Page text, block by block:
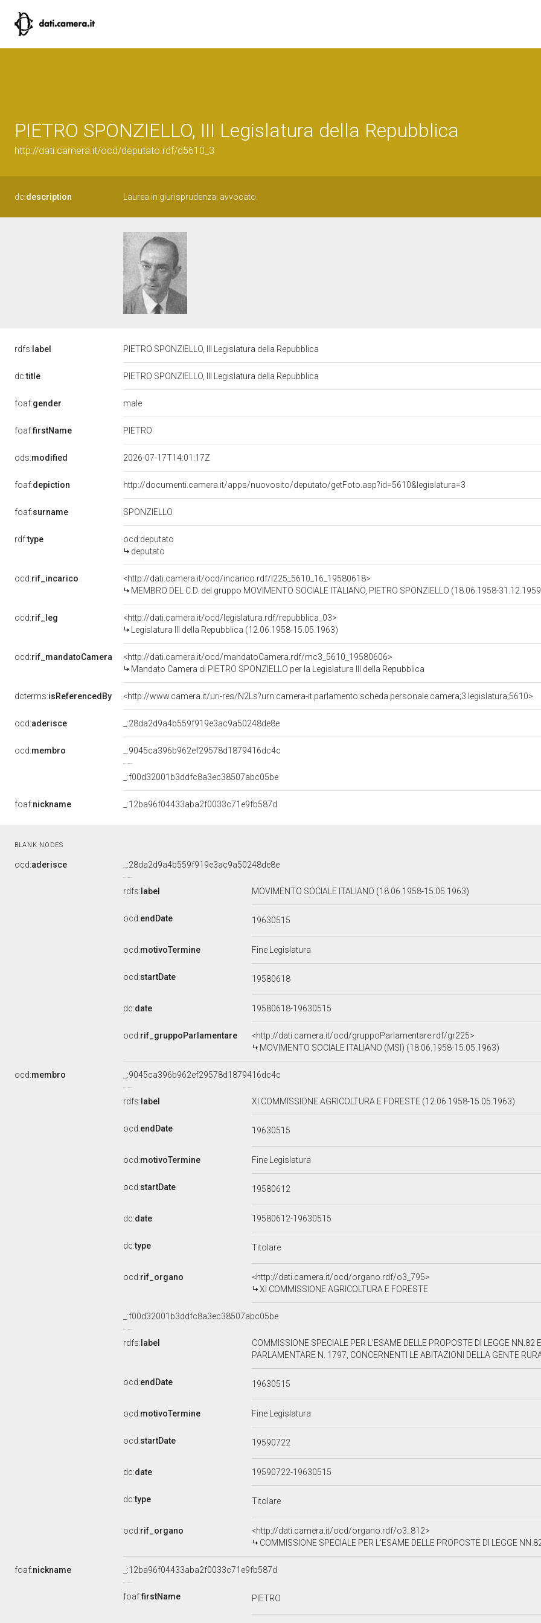
PIETRO SPONZIELLO, III Legislatura della Repubblica
http://dati.camera.it/ocd/deputato.rdf/d5610_3
dc:description Laurea in giurisprudenza; avvocato.
rdfs: label PIETRO SPONZIELLO, III Legislatura della Repubblica
dc:title PIETRO SPONZIELLO, III Legislatura della Repubblica
foaf:gender male
foaf:firstName PIETRO
ods:modified 2026-07-17T14:01:17Z
foaf:depiction http://documenti.camera.it/apps/nuovosito/deputato/getFoto.asp?id=5610&legislatura=3
foaf:surname SPONZIELLO
rdf:type
ocd:deputato
deputato
ocd:rif_incarico
<http://dati.camera.it/ocd/incarico.rdf/i225_5610_16_19580618>
MEMBRO DEL C.D. del gruppo MOVIMENTO SOCIALE ITALIANO, PIETRO SPONZIELLO (18.06.1958-
ocd:rif_leg
<http://dati.camera.it/ocd/legislatura.rdf/repubblica_03>
Legislatura III della Repubblica (12.06.1958-15.05.1963)
ocd:rif_mandatoCamera
<http://dati.camera.it/ocd/mandatoCamera.rdf/mc3_5610_19580606>
Mandato Camera di PIETRO SPONZIELLO per la Legislatura III della Repubblica
dcterms:isReferencedBy <http://www.camera.it/uri-res/N2Ls?urn:camera-it:parlamento:scheda.personale:camera;3.legislatura;5610>
ocd:aderisce _:28da2d9a4b559f919e3ac9a50248de8e
ocd:membro _:9045ca396b962ef29578d1879416dc4c
_:f00d32001b3ddfc8a3ec38507abc05be
foaf:nickname _:12ba96f04433aba2f0033c71e9fb587d
BLANK NODES
ocd:aderisce _:28da2d9a4b559f919e3ac9a50248de8e
rdfs: label MOVIMENTO SOCIALE ITALIANO (18.06.1958-15.05.1963)
ocd:endDate 19630515
ocd:motivoTermine Fine Legislatura
ocd:startDate 19580618
dc:date 19580618-19630515
ocd:rif_gruppoParlamentare
<http://dati.camera.it/ocd/gruppoParlamentare.rdf/gr225>
MOVIMENTO SOCIALE ITALIANO (MSI) (18.06.1958-15.05.1963)
ocd:membro _:9045ca396b962ef29578d1879416dc4c
rdfs: label XI COMMISSIONE AGRICOLTURA E FORESTE (12.06.1958-15.05.1963)
ocd:endDate 19630515
ocd:motivoTermine Fine Legislatura
ocd:startDate 19580612
dc:date 19580612-19630515
dc:type Titolare
ocd:rif_organo
<http://dati.camera.it/ocd/organo.rdf/o3_795>
XI COMMISSIONE AGRICOLTURA E FORESTE
_:f00d32001b3ddfc8a3ec38507abc05be
rdfs: label
COMMISSIONE SPECIALE PER L'ESAME DELLE PROPOSTE DI LEGGE NN.82
PARLAMENTARE N. 1797, CONCERNENTI LE ABITAZIONI DELLA GENTE
ocd:endDate 19630515
ocd:motivoTermine Fine Legislatura
ocd:startDate 19590722
dc:date 19590722-19630515
dc:type Titolare
ocd:rif_organo
<http://dati.camera.it/ocd/organo.rdf/o3_812>
COMMISSIONE SPECIALE PER L'ESAME DELLE PROPOSTE DI LEGGE NN.82 E 945 E DELLA PROPOSTA DI
foaf:nickname _:12ba96f04433aba2f0033c71e9fb587d
foaf:firstName PIETRO